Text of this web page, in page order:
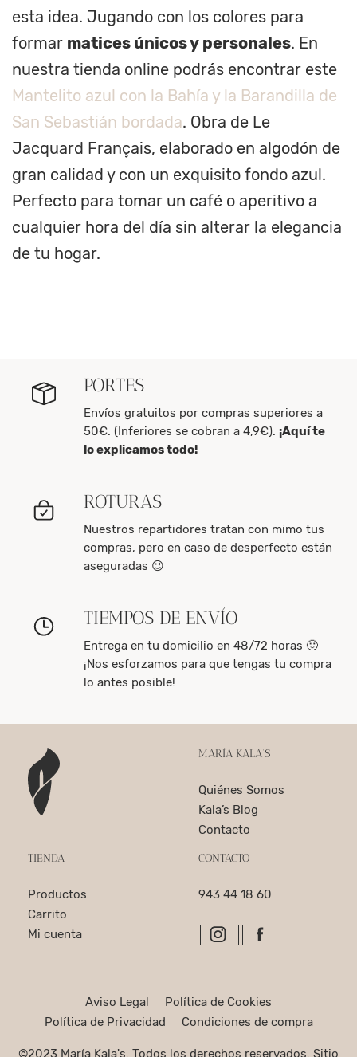
esta idea. Jugando con los colores para
formar matices únicos y personales. En
nuestra tienda online podrás encontrar este
Mantelito azul con la Bahía y la Barandilla de
San Sebastián bordada. Obra de Le
Jacquard Français, elaborado en algodón de
gran calidad y con un exquisito fondo azul.
Perfecto para tomar un café o aperitivo a
cualquier hora del día sin alterar la elegancia
de tu hogar.
PORTES
Envíos gratuitos por compras superiores a
50€. (Inferiores se cobran a 4,9€). ¡Aquí te
lo explicamos todo!
ROTURAS
Nuestros repartidores tratan con mimo tus
compras, pero en caso de desperfecto están
aseguradas 😉
TIEMPOS DE ENVÍO
Entrega en tu domicilio en 48/72 horas 🙂
¡Nos esforzamos para que tengas tu compra
lo antes posible!
MARÍA KALA’S
Quiénes Somos
Kala’s Blog
Contacto
TIENDA
Productos
Carrito
Mi cuenta
CONTACTO
943 44 18 60
Aviso Legal
Política de Cookies
Política de Privacidad
Condiciones de compra